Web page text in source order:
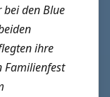
den Blue
ihre
Familienfest